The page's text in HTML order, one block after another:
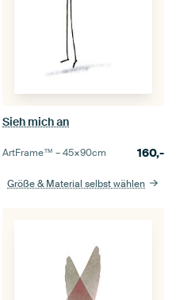
Sieh mich an
ArtFrame™ –45×90cm 160,-
Größe & Material selbst wählen